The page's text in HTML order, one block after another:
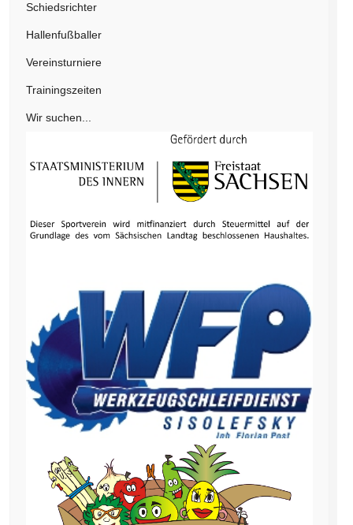
Schiedsrichter
Hallenfußballer
Vereinsturniere
Trainingszeiten
Wir suchen...